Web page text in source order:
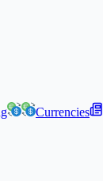
Currencies